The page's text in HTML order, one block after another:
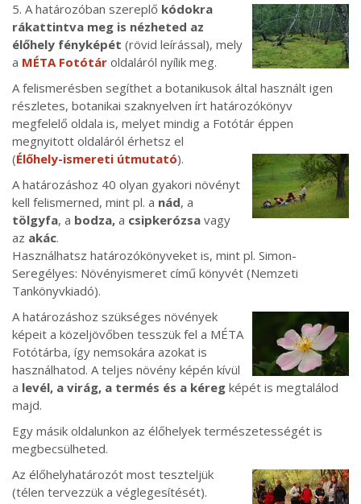
5. A határozóban szereplő kódokra
rákattintva meg is nézheted az
élőhely fényképét (rövid leírással), mely
a MÉTA Fotótár oldaláról nyílik meg.
A felismerésben segíthet a botanikusok által használt igen
részletes, botanikai szaknyelven írt határozókönyv
megfelelő oldala is, melyet mindig a Fotótár éppen
megnyitott oldaláról érhetsz el
(Élőhely-ismereti útmutató).
A határozáshoz 40 olyan gyakori növényt
kell felismerned, mint pl. a nád, a
tölgyfa, a bodza, a csipkerózsa vagy
az akác.
Használhatsz határozókönyveket is, mint pl. Simon-
Seregélyes: Növényismeret című könyvét (Nemzeti
Tankönyvkiadó).
A határozáshoz szükséges növények
képeit a közeljövőben tesszük fel a MÉTA
Fotótárba, így nemsokára azokat is
használhatod. A teljes növény képén kívül
a levél, a virág, a termés és a kéreg képét is megtalálod
majd.
Egy másik oldalunkon az élőhelyek természetességét is
megbecsülheted.
Az élőhelyhatározót most teszteljük
(télen tervezzük a véglegesítését).